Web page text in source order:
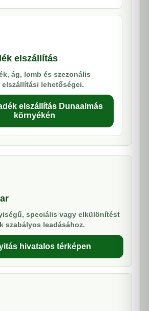
elszállítás
ág, lomb és szezonális
lehetőségei.
elszállítás Dunaalmás
környékén
speciális vagy elkülönítést
szabályos leadásához.
hivatalos térképen